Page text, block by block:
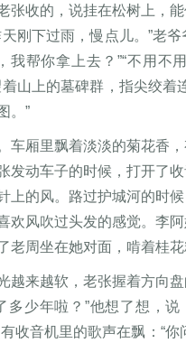
收的，说挂在松树上，
刚下过雨，慢点儿。”老
我帮你拿上去？”“不用不
山上的墓碑群，指尖绞
。”
车厢里飘着淡淡的菊花香
发动车子的时候，打开了
上的风。路过护城河的时
风吹过头发的感觉。李
老周坐在她对面，啃着桂
越来越软，老张握着方向
多少年啦？”他想了想，
收音机里的歌声在飘：“